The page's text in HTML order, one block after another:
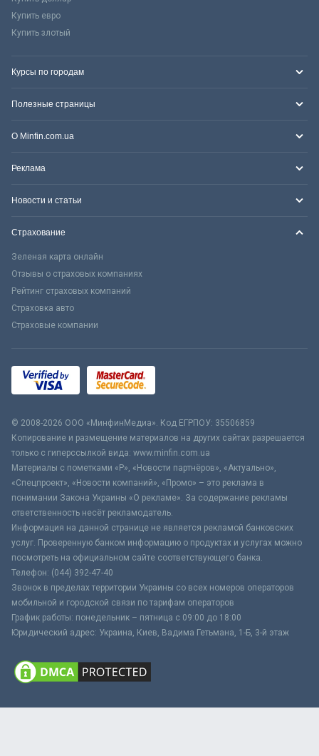
Купить евро
Купить злотый
Курсы по городам
Полезные страницы
О Minfin.com.ua
Реклама
Новости и статьи
Страхование
Зеленая карта онлайн
Отзывы о страховых компаниях
Рейтинг страховых компаний
Страховка авто
Страховые компании
© 2008-2026 ООО «МинфинМедиа». Код ЕГРПОУ: 35506859
Копирование и размещение материалов на других сайтах разрешается
только с гиперссылкой вида: www.minfin.com.ua
Материалы с пометками «Р», «Новости партнёров», «Актуально»,
«Спецпроект», «Новости компаний», «Промо» – это реклама в
понимании Закона Украины «О рекламе». За содержание рекламы
ответственность несёт рекламодатель.
Информация на данной странице не является рекламой банковских
услуг. Проверенную банком информацию о продуктах и услугах можно
посмотреть на официальном сайте соответствующего банка.
Телефон: (044) 392-47-40
Звонок в пределах территории Украины со всех номеров операторов
мобильной и городской связи по тарифам операторов
График работы: понедельник – пятница с 09:00 до 18:00
Юридический адрес: Украина, Киев, Вадима Гетьмана, 1-Б, 3-й этаж